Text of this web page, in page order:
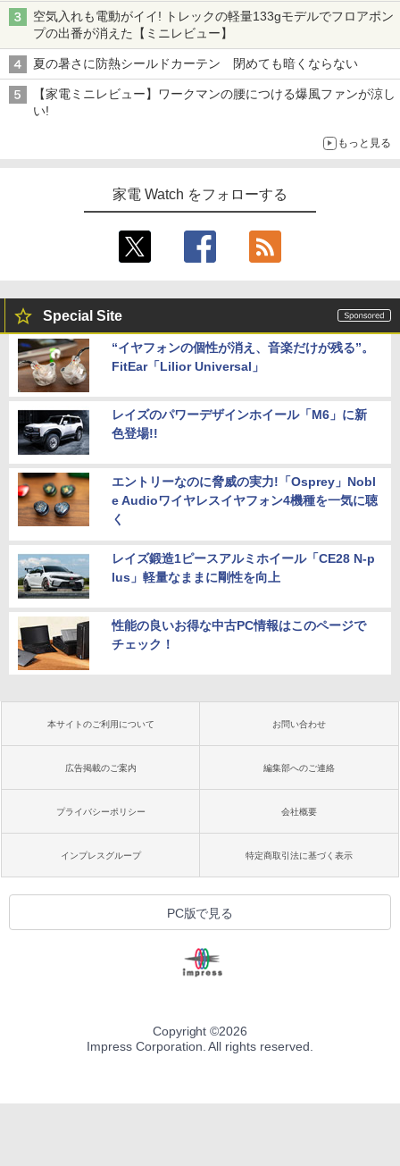
空気入れも電動がイイ! トレックの軽量133gモデルでフロアポン
プの出番が消えた【ミニレビュー】
夏の暑さに防熱シールドカーテン 閉めても暗くならない
【家電ミニレビュー】ワークマンの腰につける爆風ファンが涼し
い!
もっと見る
家電 Watch をフォローする
Special Site
“イヤフォンの個性が消え、音楽だけが残る”。
FitEar「Lilior Universal」
レイズのパワーデザインホイール「M6」に新
色登場!!
エントリーなのに脅威の実力!「Osprey」Nobl
e Audioワイヤレスイヤフォン4機種を一気に聴
く
レイズ鍛造1ピースアルミホイール「CE28 N-p
lus」軽量なままに剛性を向上
性能の良いお得な中古PC情報はこのページで
チェック！
本サイトのご利用について お問い合わせ
広告掲載のご案内 編集部へのご連絡
プライバシーポリシー 会社概要
インプレスグループ 特定商取引法に基づく表示
PC版で見る
Copyright ©2026
Impress Corporation. All rights reserved.